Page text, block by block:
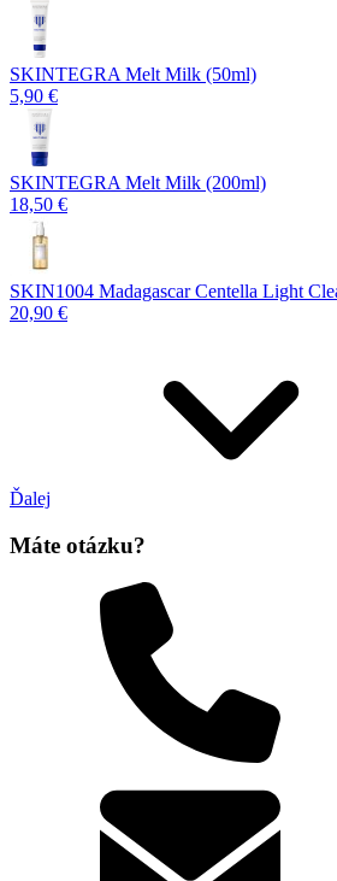
SKINTEGRA Melt Milk (50ml)
5,90 €
SKINTEGRA Melt Milk (200ml)
18,50 €
SKIN1004 Madagascar Centella Light
20,90 €
Ďalej
Máte otázku?